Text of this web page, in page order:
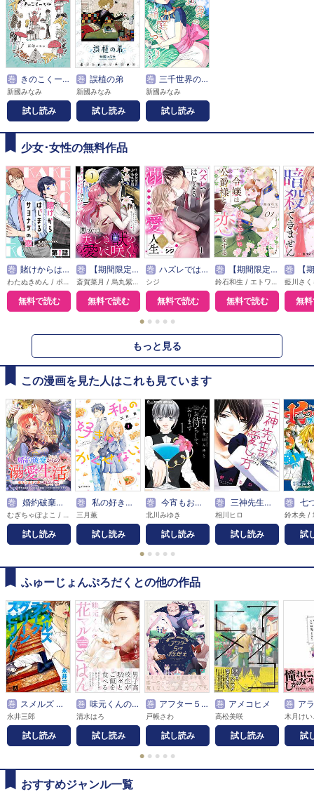
巻 きのこくーちか
新國みなみ
試し読み
巻 誤植の弟
新國みなみ
試し読み
巻 三千世界の箱庭づくり
新國みなみ
試し読み
少女･女性の無料作品
巻 賭けからはじまるサヨナラの恋【単話版】
無料で読む
巻 【期間限定無料】悪女は美しき獣の愛に咲く（単話版）
無料で読む
巻 ハズレではじまる溺愛人生～仕組まれた恋の相手はハイスぺ社長
シジ
無料で読む
巻 【期間限定無料】本好き令嬢は敏腕公爵様とひそやかに恋をする
無料で読む
巻 【期間限定無料
無
● ● ● ● ●
もっと見る
この漫画を見た人はこれも見ています
巻 婚約破棄からの溺愛生活 竜人皇太子の番に選ばれました 【連載版】
試し読み
巻 私の好きはかくせない。
三月薫
試し読み
巻 今宵もお待ちしております
北川みゆき
試し読み
巻 三神先生の愛し方
相川ヒロ
試し読み
巻 七つの大
鈴木央 /
試
● ● ● ● ●
ふゅーじょんぷろだくとの他の作品
巻 スメルズ ライク グリーン スピリット SIDE-A
永井三郎
試し読み
巻 味元くんの花マルごはん
清水はろ
試し読み
巻 アフター５は救世主
戸帳さわ
試し読み
巻 アメコヒメ
高松美咲
試し読み
巻 アラサー女
木月けい
試
● ● ● ● ●
おすすめジャンル一覧